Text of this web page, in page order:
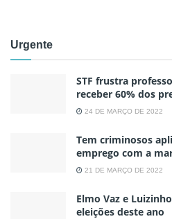
Urgente
STF frustra
receber 60% dos
24 DE MARÇO DE 2022
Tem criminosos
emprego com a
21 DE MARÇO DE 2022
Elmo Vaz e
eleições deste ano